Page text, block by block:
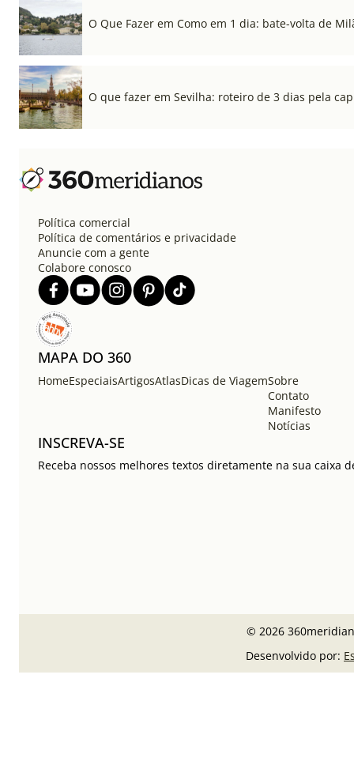
O Que Fazer em Como em 1 dia: bate-volta de
O que fazer em Sevilha: roteiro de 3 dias pela
Política comercial
Política de comentários e privacidade
Anuncie com a gente
Colabore conosco
MAPA DO 360
HomeEspeciaisArtigosAtlasDicas de ViagemSobre
Contato
Manifesto
Notícias
INSCREVA-SE
Receba nossos melhores textos diretamente na sua caixa
© 2026
Desenvolvido por: